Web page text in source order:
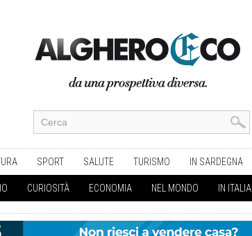
SPORT SALUTE TURISMO IN SARDEGNA
CURIOSITÀ ECONOMIA NEL MONDO IN ITALIA